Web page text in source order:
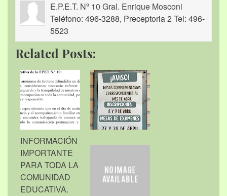
E.P.E.T. Nº 10 Gral. Enrique Mosconi
Teléfono: 496-3288, Preceptoria 2 Tel: 496-
5523
Related Posts:
INFORMACIÓN
IMPORTANTE
PARA TODA LA
COMUNIDAD
EDUCATIVA.